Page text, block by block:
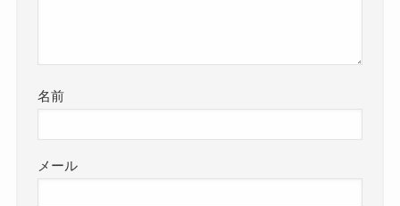
名前
メール